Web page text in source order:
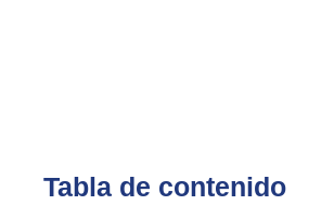
Tabla de contenido